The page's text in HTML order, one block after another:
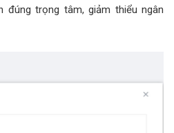
đúng trọng tâm, giảm thiểu ngân